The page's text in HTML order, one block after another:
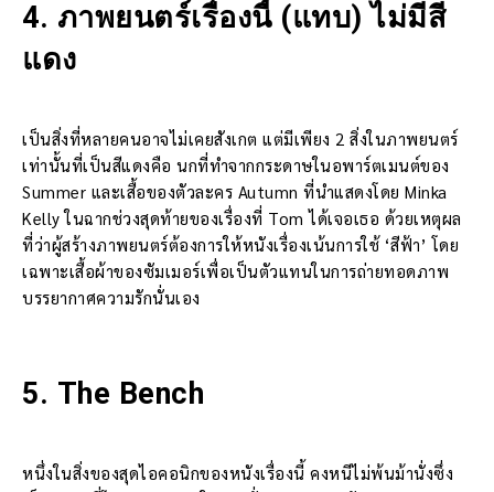
4. ภาพยนตร์เรื่องนี้ (แทบ) ไม่มีสี
แดง
เป็นสิ่งที่หลายคนอาจไม่เคยสังเกต แต่มีเพียง 2 สิ่งในภาพยนตร์
เท่านั้นที่เป็นสีแดงคือ นกที่ทำจากกระดาษในอพาร์ตเมนต์ของ
Summer และเสื้อของตัวละคร Autumn ที่นำแสดงโดย Minka
Kelly ในฉากช่วงสุดท้ายของเรื่องที่ Tom ได้เจอเธอ ด้วยเหตุผล
ที่ว่าผู้สร้างภาพยนตร์ต้องการให้หนังเรื่องเน้นการใช้ ‘สีฟ้า’ โดย
เฉพาะเสื้อผ้าของซัมเมอร์เพื่อเป็นตัวแทนในการถ่ายทอดภาพ
บรรยากาศความรักนั่นเอง
5. The Bench
หนึ่งในสิ่งของสุดไอคอนิกของหนังเรื่องนี้ คงหนีไม่พ้นม้านั่งซึ่ง